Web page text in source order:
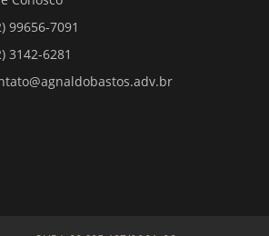
99656-7091
3142-6281